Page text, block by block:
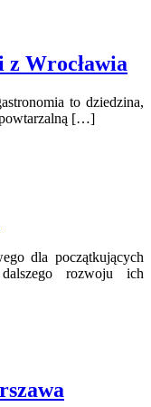
Wrocławia
to dziedzina,
[…]
dla początkujących
rozwoju ich